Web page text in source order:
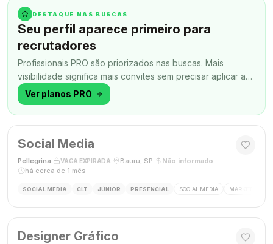
DESTAQUE NAS BUSCAS
Seu perfil aparece primeiro para
recrutadores
Profissionais PRO são priorizados nas buscas. Mais
visibilidade significa mais convites sem precisar aplicar a
todo momento.
Ver planos PRO
Social Media
Pellegrina VAGA EXPIRADA Bauru, SP Não informado
há cerca de 1 mês
SOCIAL MEDIA CLT JÚNIOR PRESENCIAL SOCIAL MEDIA MARKETING
Designer Gráfico